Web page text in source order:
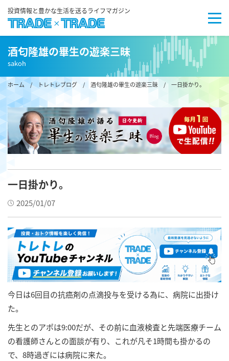
投資情報と豊かな生活を送るライフマガジン
酒匂隆雄の畢生の遊楽三昧
sakoh
ホーム/ トレトレブログ / 酒匂隆雄の畢生の遊楽三昧 / 一日掛かり。
一日掛かり。
2025/01/07
今日は6回目の抗癌剤の点滴投与を受ける為に、病院に出掛け
た。
先生とのアポは9:00だが、その前に血液検査と先端医療チーム
の看護師さんとの面談が有り、これが凡そ1時間も掛かるの
で、8時過ぎには病院に来た。